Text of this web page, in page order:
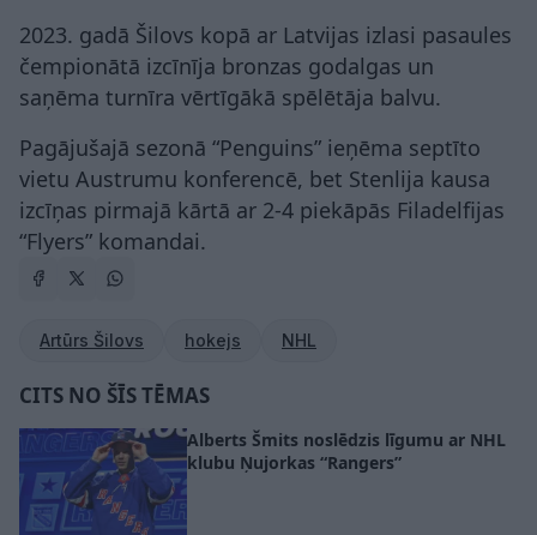
2023. gadā Šilovs kopā ar Latvijas izlasi pasaules
čempionātā izcīnīja bronzas godalgas un
saņēma turnīra vērtīgākā spēlētāja balvu.
Pagājušajā sezonā “Penguins” ieņēma septīto
vietu Austrumu konferencē, bet Stenlija kausa
izcīņas pirmajā kārtā ar 2-4 piekāpās Filadelfijas
“Flyers” komandai.
Artūrs Šilovs hokejs NHL
CITS NO ŠĪS TĒMAS
Alberts Šmits noslēdzis līgumu ar NHL
klubu Ņujorkas “Rangers”